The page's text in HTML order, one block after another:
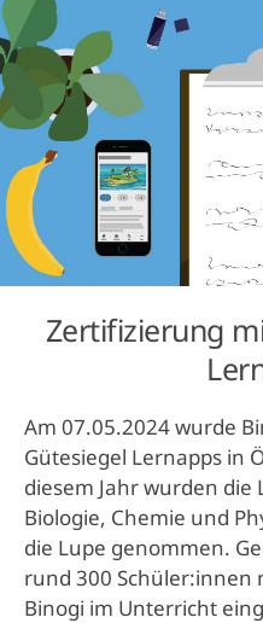
Zertifizierung
Am 07.05.2024 wurde
Gütesiegel Lernapps in
diesem Jahr wurden
Biologie, Chemie und
die Lupe genommen.
rund 300
Binogi im Unterricht